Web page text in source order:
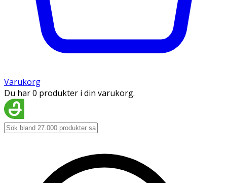
Varukorg
Du har 0 produkter i din varukorg.